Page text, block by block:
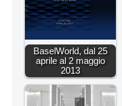
BaselWorld, dal 25
aprile al 2 maggio
2013